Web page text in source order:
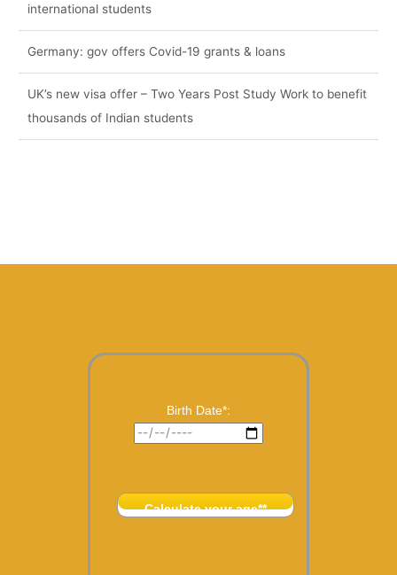
international students
Germany: gov offers Covid-19 grants & loans
UK’s new visa offer – Two Years Post Study Work to benefit
thousands of Indian students
Birth Date*:
Calculate your age**